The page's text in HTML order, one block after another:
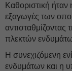
Καθοριστική
εξαγωγές των
πλεκτών
Η συνεχιζόμενη
ενδυμάτων και η